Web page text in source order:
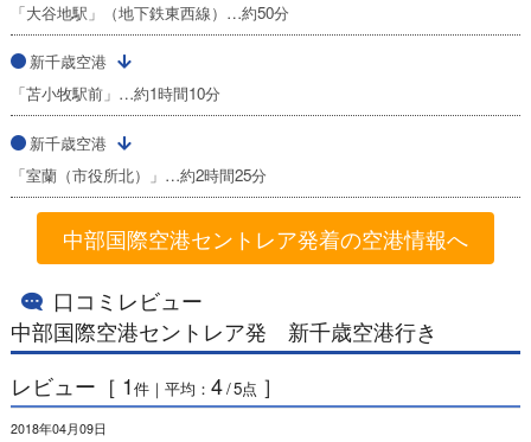
「大谷地駅」（地下鉄東西線）…約50分
新千歳空港
「苫小牧駅前」…約1時間10分
新千歳空港
「室蘭（市役所北）」…約2時間25分
中部国際空港セントレア発着の空港情報へ
口コミレビュー
中部国際空港セントレア発 新千歳空港行き
レビュー［ 1件｜平均：4/5点 ］
2018年04月09日